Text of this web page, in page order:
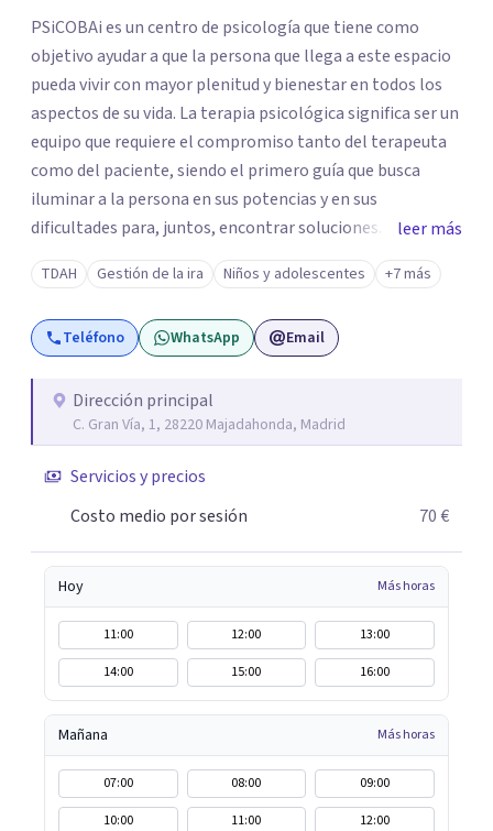
PSiCOBAi es un centro de psicología que tiene como
objetivo ayudar a que la persona que llega a este espacio
pueda vivir con mayor plenitud y bienestar en todos los
aspectos de su vida. La terapia psicológica significa ser un
equipo que requiere el compromiso tanto del terapeuta
como del paciente, siendo el primero guía que busca
iluminar a la persona en sus potencias y en sus
dificultades para, juntos, encontrar soluciones. Nos
acercamos a la persona pensándola como una totalidad
mente cuerpo y emoción, a partir de lo cual se diseña una
terapia específica e individual pero que abarque e
intervenga en estos tres planos. Cada persona es única y
no ser útil para otro, por eso el primer paso es conocer a
quien tengo enfrente. Nos especializamos en niños y
la corriente cognitivo conductual, la cual tiene gran
demostración científica, así como un alto conocimiento
tercera generación.
leer más
TDAH Gestión de la ira Niños y adolescentes +7 más
Teléfono WhatsApp Email
Dirección principal
C. Gran Vía, 1, 28220 Majadahonda, Madrid
Servicios y precios
Costo medio por sesión
70 €
Hoy Más horas
11:00 12:00
13:00
14:00
15:00 16:00
Mañana Más horas
07:00 08:00
09:00
10:00
11:00 12:00